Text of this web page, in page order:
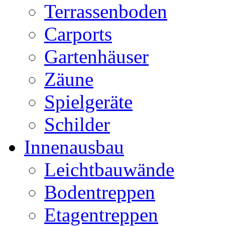
Terrassenboden
Carports
Gartenhäuser
Zäune
Spielgeräte
Schilder
Innenausbau
Leichtbauwände
Bodentreppen
Etagentreppen